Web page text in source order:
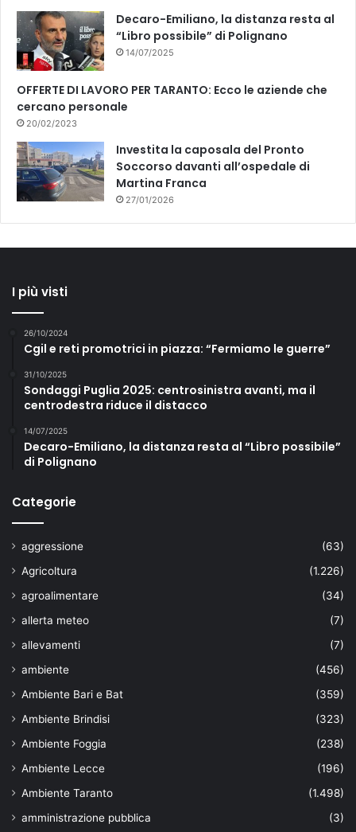
Decaro-Emiliano, la distanza resta al
“Libro possibile” di Polignano
14/07/2025
OFFERTE DI LAVORO PER TARANTO: Ecco le aziende che
cercano personale
20/02/2023
Investita la caposala del Pronto
Soccorso davanti all’ospedale di
Martina Franca
27/01/2026
I più visti
26/10/2024
Cgil e reti promotrici in piazza: “Fermiamo le guerre”
31/10/2025
Sondaggi Puglia 2025: centrosinistra avanti, ma il
centrodestra riduce il distacco
14/07/2025
Decaro-Emiliano, la distanza resta al “Libro possibile”
di Polignano
Categorie
aggressione
(63)
Agricoltura
(1.226)
agroalimentare
(34)
allerta meteo
(7)
allevamenti
(7)
ambiente
(456)
Ambiente Bari e Bat
(359)
Ambiente Brindisi
(323)
Ambiente Foggia
(238)
Ambiente Lecce
(196)
Ambiente Taranto
(1.498)
amministrazione pubblica
(3)